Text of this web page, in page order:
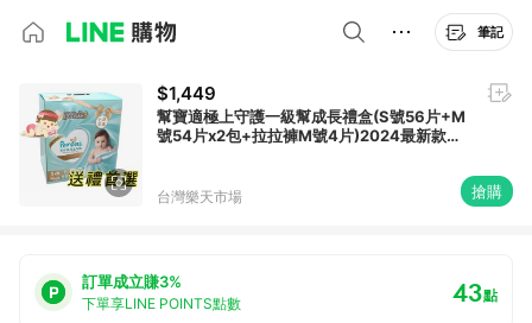
筆記
$1,449
幫寶適極上守護一級幫成長禮盒(S號56片+M
號54片x2包+拉拉褲M號4片)2024最新款，
台灣樂天市場 搶購
訂單成立賺3%
下單享LINE POINTS點數 43點